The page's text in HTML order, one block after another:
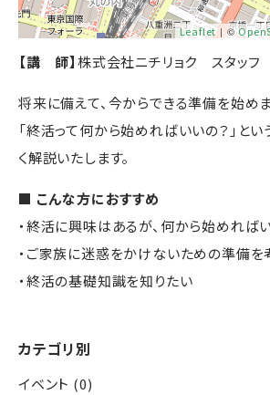
Leaflet| ©
【講 師】株式会社ニチリョク スタッフ
将来に備えて、今からできる準備を始め
「終活って何から始めればいいの？」と
く解説いたします。
■ こんな方におすすめ
・終活に興味はあるが、何から始めれば
・ご家族に迷惑をかけないための準備を
・終活の基礎知識を知りたい
カテゴリ別
イベント (0)